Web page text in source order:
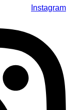
Instagram